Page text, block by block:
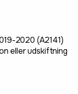
2020 (A2141)
eller udskiftning